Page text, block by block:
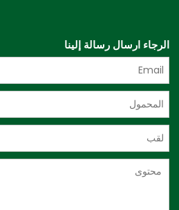
الرجاء ارسال رسالة إلينا